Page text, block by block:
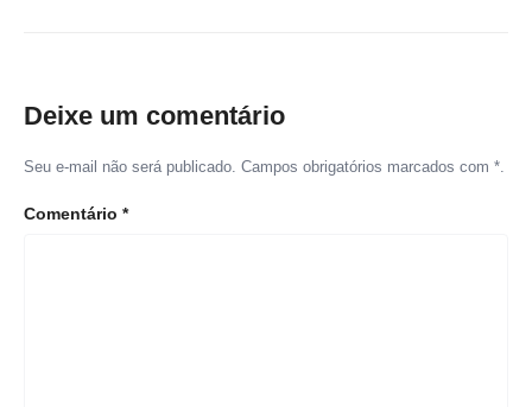
Deixe um comentário
Seu e-mail não será publicado. Campos obrigatórios marcados com *.
Comentário *